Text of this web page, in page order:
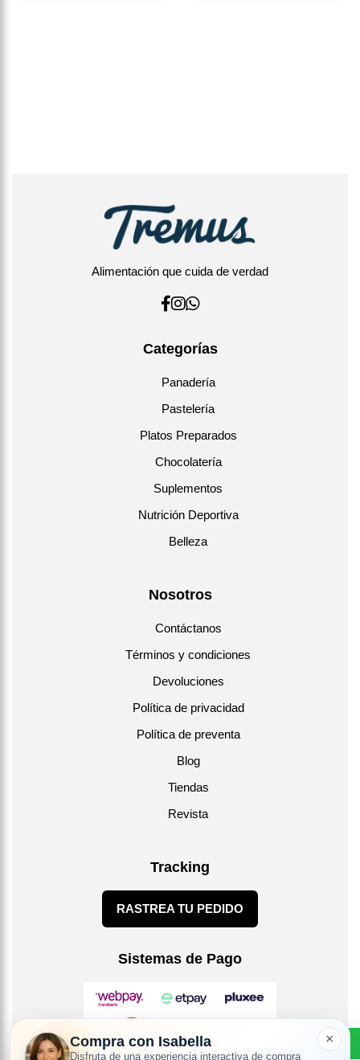
Alimentación que cuida de verdad
Categorías
Panadería
Pastelería
Platos Preparados
Chocolatería
Suplementos
Nutrición Deportiva
Belleza
Nosotros
Contáctanos
Términos y condiciones
Devoluciones
Política de privacidad
Política de preventa
Blog
Tiendas
Revista
Tracking
RASTREA TU PEDIDO
Sistemas de Pago